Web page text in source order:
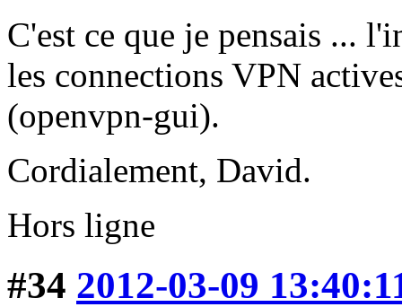
C'est ce que je pensais ...
les connections VPN
(openvpn-gui).
Cordialement, David.
Hors ligne
#34 2012-03-09